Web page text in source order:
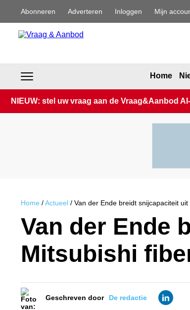
Abonneren Adverteren Inloggen Mijn
Home
NIEUW: stel uw vraag aan de Vraag&Aanbod
Home / Actueel / Van der Ende breidt snijcapaciteit
Van der Ende
Mitsubishi
Geschreven door De redactie